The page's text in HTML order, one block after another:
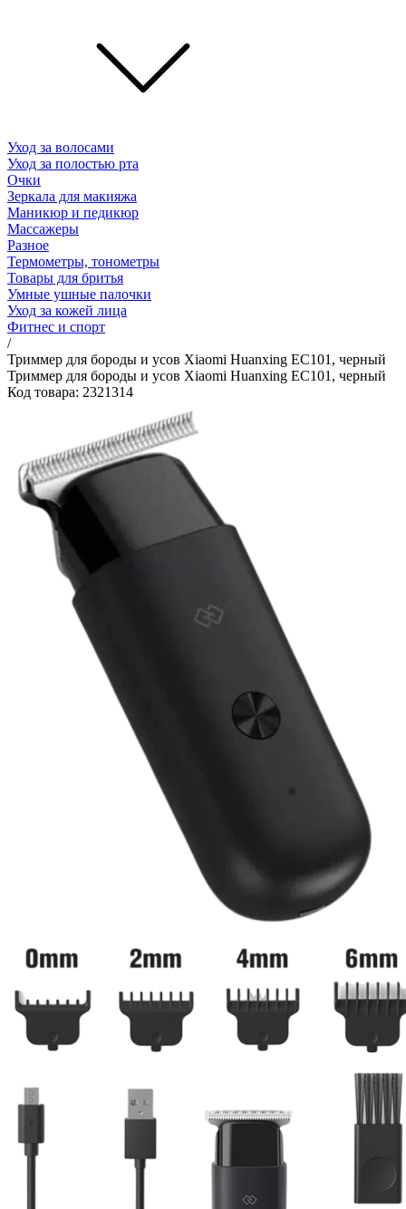
Уход за волосами
Уход за полостью рта
Очки
Зеркала для макияжа
Маникюр и педикюр
Массажеры
Разное
Термометры, тонометры
Товары для бритья
Умные ушные палочки
Уход за кожей лица
Фитнес и спорт
/
Триммер для бороды и усов Xiaomi Huanxing EC101, черный
Триммер для бороды и усов Xiaomi Huanxing EC101, черный
Код товара: 2321314